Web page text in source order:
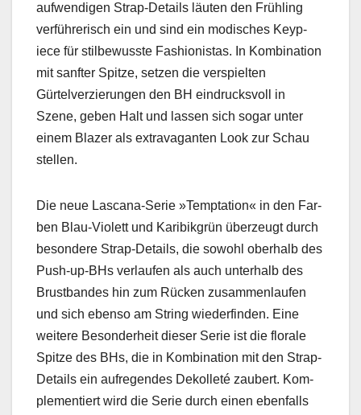
aufwendi­gen Strap-Details läuten den Früh­ling
ver­führerisch ein und sind ein modis­ches Key­p­
iece für stil­be­wusste Fash­ion­istas. In Kom­bi­na­tion
mit san­fter Spitze, set­zen die ver­spiel­ten
Gürtelverzierun­gen den BH ein­drucksvoll in
Szene, geben Halt und lassen sich sog­ar unter
einem Blaz­er als extrav­a­gan­ten Look zur Schau
stellen.
Die neue Las­cana-Serie »Temp­ta­tion« in den Far­
ben Blau-Vio­lett und Karibik­grün überzeugt durch
beson­dere Strap-Details, die sowohl ober­halb des
Push-up-BHs ver­laufen als auch unter­halb des
Brust­ban­des hin zum Rück­en zusam­men­laufen
und sich eben­so am String wiederfind­en. Eine
weit­ere Beson­der­heit dieser Serie ist die flo­rale
Spitze des BHs, die in Kom­bi­na­tion mit den Strap-
Details ein aufre­gen­des Dekol­leté zaubert. Kom­
ple­men­tiert wird die Serie durch einen eben­falls